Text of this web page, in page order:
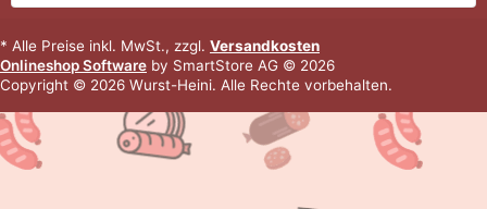
* Alle Preise inkl. MwSt., zzgl. Versandkosten
Onlineshop Software by SmartStore AG © 2026
Copyright © 2026 Wurst-Heini. Alle Rechte vorbehalten.